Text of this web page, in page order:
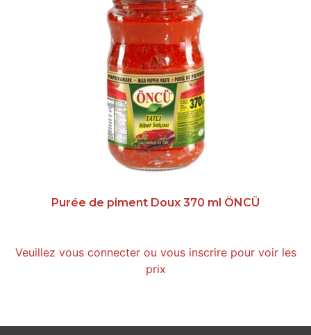
Purée de piment Doux 370 ml ÖNCÜ
Veuillez vous connecter ou vous inscrire pour voir les
prix